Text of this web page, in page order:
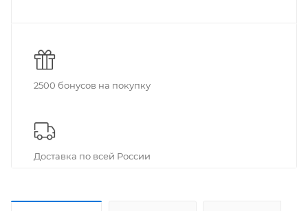
2500 бонусов на покупку
Доставка по всей России